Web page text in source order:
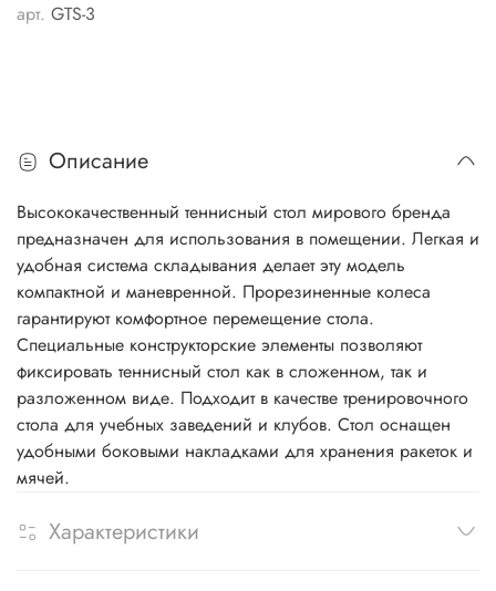
арт. GTS-3
Описание
Высококачественный теннисный стол мирового бренда
предназначен для использования в помещении. Легкая и
удобная система складывания делает эту модель
компактной и маневренной. Прорезиненные колеса
гарантируют комфортное перемещение стола.
Специальные конструкторские элементы позволяют
фиксировать теннисный стол как в сложенном, так и
разложенном виде. Подходит в качестве тренировочного
стола для учебных заведений и клубов. Стол оснащен
удобными боковыми накладками для хранения ракеток и
мячей.
Характеристики